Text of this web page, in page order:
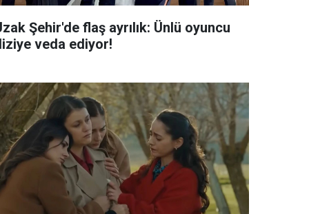
Şehir'de flaş ayrılık: Ünlü oyuncu
veda ediyor!